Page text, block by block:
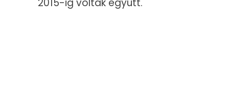
2015-ig voltak együtt.